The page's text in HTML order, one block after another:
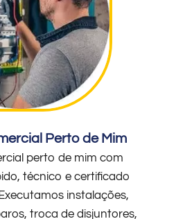
Perto de Mim
perto de mim com
técnico e certificado
instalações,
troca de disjuntores,